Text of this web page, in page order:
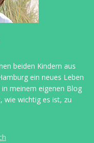
beiden Kindern aus
ein neues Leben
meinem eigenen Blog
wie wichtig es ist, zu